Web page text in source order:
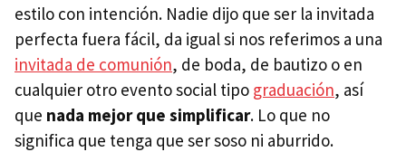
estilo con intención. Nadie dijo que ser la invitada
perfecta fuera fácil, da igual si nos referimos a una
invitada de comunión, de boda, de bautizo o en
cualquier otro evento social tipo graduación, así
que nada mejor que simplificar. Lo que no
significa que tenga que ser soso ni aburrido.